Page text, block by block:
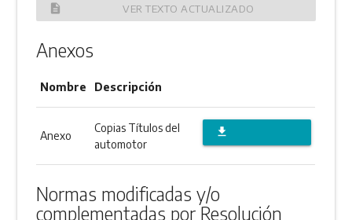
description VER TEXTO ACTUALIZADO
Anexos
Nombre Descripción
Anexo
Copias Títulos del
automotor
file_download
Normas modificadas y/o
complementadas por Resolución